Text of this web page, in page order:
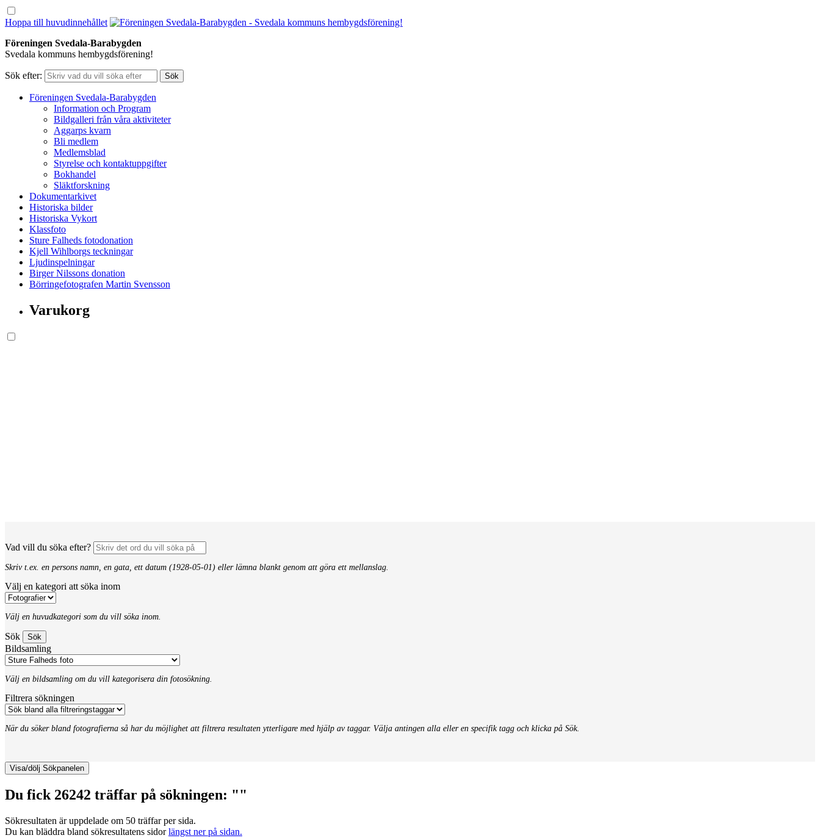
Hoppa till huvudinnehållet
Föreningen Svedala-Barabygden
Svedala kommuns hembygdsförening!
Sök efter:
Föreningen Svedala-Barabygden
Information och Program
Bildgalleri från våra aktiviteter
Aggarps kvarn
Bli medlem
Medlemsblad
Styrelse och kontaktuppgifter
Bokhandel
Släktforskning
Dokumentarkivet
Historiska bilder
Historiska Vykort
Klassfoto
Sture Falheds fotodonation
Kjell Wihlborgs teckningar
Ljudinspelningar
Birger Nilssons donation
Börringefotografen Martin Svensson
Varukorg
Vad vill du söka efter?
Skriv t.ex. en persons namn, en gata, ett datum (1928-05-01) eller lämna blankt genom att göra ett mellanslag.
Välj en kategori att söka inom
Välj en huvudkategori som du vill söka inom.
Sök
Bildsamling
Välj en bildsamling om du vill kategorisera din fotosökning.
Filtrera sökningen
När du söker bland fotografierna så har du möjlighet att filtrera resultaten ytterligare med hjälp av taggar. Välja antingen alla eller en specifik tagg och klicka på Sök.
Visa/dölj Sökpanelen
Du fick 26242 träffar på sökningen: ""
Sökresultaten är uppdelade om 50 träffar per sida.
Du kan bläddra bland sökresultatens sidorlängst ner på sidan.